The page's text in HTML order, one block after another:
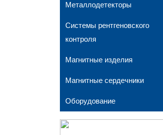
Металлодетекторы
Системы рентгеновского
контроля
Магнитные изделия
Магнитные сердечники
Оборудование